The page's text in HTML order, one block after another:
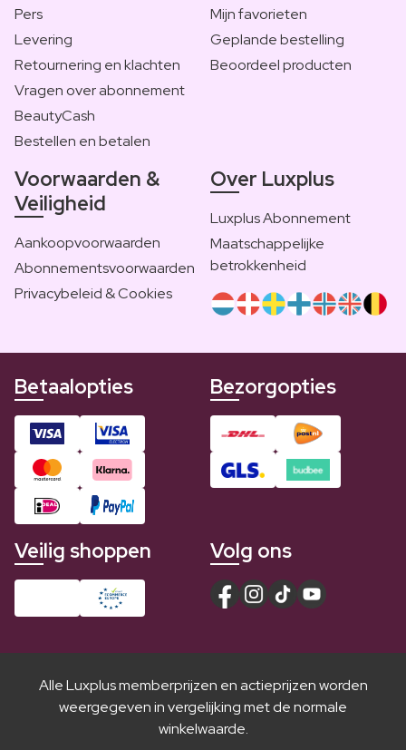
Pers
Levering
Retournering en klachten
Vragen over abonnement
BeautyCash
Bestellen en betalen
Mijn favorieten
Geplande bestelling
Beoordeel producten
Voorwaarden &
Veiligheid
Aankoopvoorwaarden
Abonnementsvoorwaarden
Privacybeleid & Cookies
Over Luxplus
Luxplus Abonnement
Maatschappelijke
betrokkenheid
Betaalopties Bezorgopties
Veilig shoppen Volg ons
Alle Luxplus memberprijzen en actieprijzen worden
weergegeven in vergelijking met de normale
winkelwaarde.